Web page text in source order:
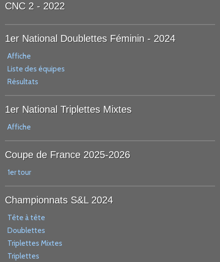
CNC 2 - 2022
1er National Doublettes Féminin - 2024
Affiche
Liste des équipes
Résultats
1er National Triplettes Mixtes
Affiche
Coupe de France 2025-2026
1er tour
Championnats S&L 2024
Tête à tête
Doublettes
Triplettes Mixtes
Triplettes